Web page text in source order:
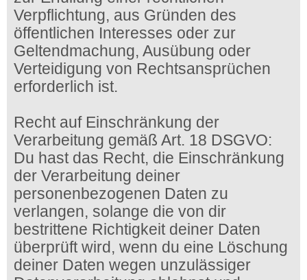
Verpflichtung, aus Gründen des
öffentlichen Interesses oder zur
Geltendmachung, Ausübung oder
Verteidigung von Rechtsansprüchen
erforderlich ist.
Recht auf Einschränkung der
Verarbeitung gemäß Art. 18 DSGVO:
Du hast das Recht, die Einschränkung
der Verarbeitung deiner
personenbezogenen Daten zu
verlangen, solange die von dir
bestrittene Richtigkeit deiner Daten
überprüft wird, wenn du eine Löschung
deiner Daten wegen unzulässiger